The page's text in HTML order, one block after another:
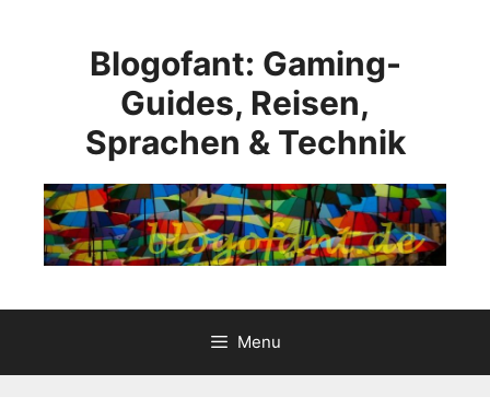
Blogofant: Gaming-
Guides, Reisen,
Sprachen & Technik
Menu